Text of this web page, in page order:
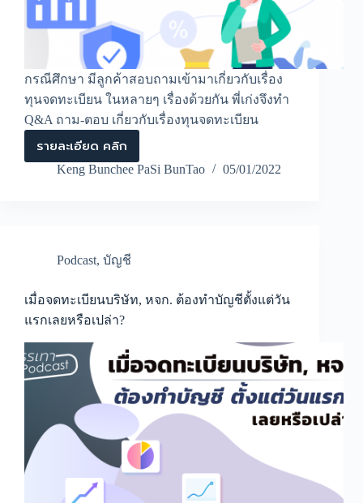
กรณีศึกษา มีลูกค้าสอบถามเข้ามาเกี่ยวกับเรื่อง
ทุนจดทะเบียน ในหลายๆ เรื่องด้วยกัน พี่เก่งจึงทำ
Q&A ถาม-ตอบ เกี่ยวกับเรื่องทุนจดทะเบียน
รายละเอียด คลิก
Q&A
ถาม-
ตอบ
จด
ทะเบียน
Keng Bunchee PaSi BunTao 05/01/2022
Podcast, บัญชี
เมื่อจดทะเบียนบริษัท, หจก. ต้องทำบัญชีตั้งแต่วัน
แรกเลยหรือเปล่า?